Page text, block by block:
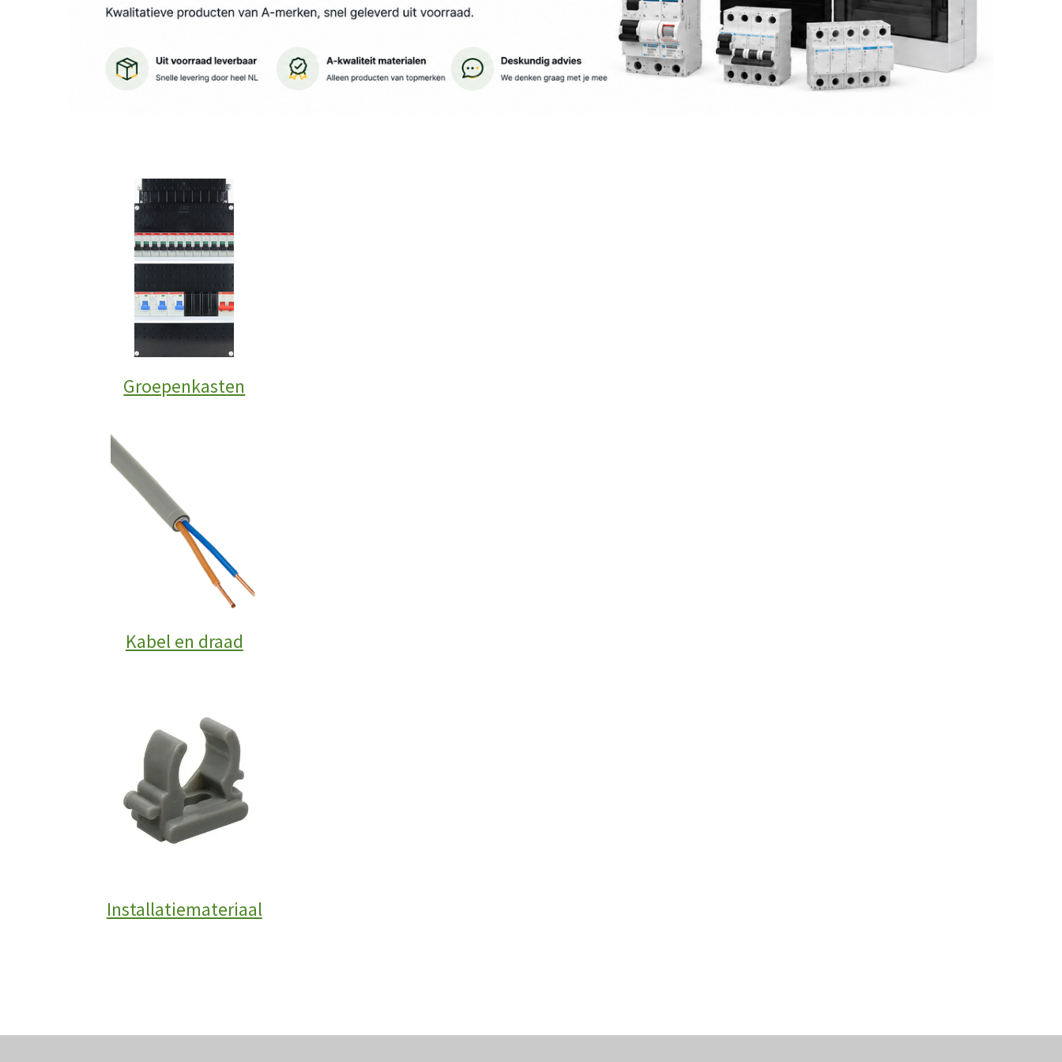
Groepenkasten
Kabel en draad
Installatiemateriaal